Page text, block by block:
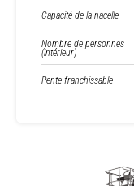
Capacité de la nacelle
Nombre de personnes
(intérieur)
Pente franchissable